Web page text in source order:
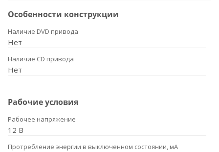
Особенности конструкции
Наличие DVD привода
Нет
Наличие CD привода
Нет
Рабочие условия
Рабочее напряжение
12 В
Протребление энергии в выключенном состоянии, мА